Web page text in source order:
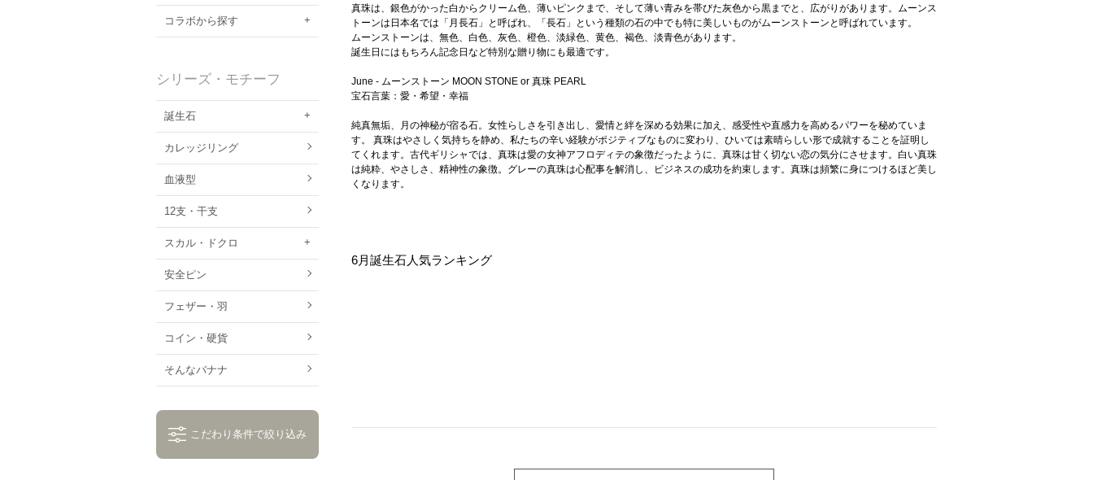
コラボから探す
シリーズ・モチーフ
誕生石
カレッジリング
血液型
12支・干支
スカル・ドクロ
安全ピン
フェザー・羽
コイン・硬貨
そんなバナナ
こだわり条件で絞り込み
真珠は、銀色がかった白からクリーム色、薄いピンクまで、そして薄い青みを帯びた灰色から黒までと、広がりがあります。ムーンス
トーンは日本名では「月長石」と呼ばれ、「長石」という種類の石の中でも特に美しいものがムーンストーンと呼ばれています。
ムーンストーンは、無色、白色、灰色、橙色、淡緑色、黄色、褐色、淡青色があります。
誕生日にはもちろん記念日など特別な贈り物にも最適です。
June - ムーンストーン MOON STONE or 真珠 PEARL
宝石言葉：愛・希望・幸福
純真無垢、月の神秘が宿る石。女性らしさを引き出し、愛情と絆を深める効果に加え、感受性や直感力を高めるパワーを秘めていま
す。 真珠はやさしく気持ちを静め、私たちの辛い経験がポジティブなものに変わり、ひいては素晴らしい形で成就することを証明し
てくれます。古代ギリシャでは、真珠は愛の女神アフロディテの象徴だったように、真珠は甘く切ない恋の気分にさせます。白い真珠
は純粋、やさしさ、精神性の象徴。グレーの真珠は心配事を解消し、ビジネスの成功を約束します。真珠は頻繁に身につけるほど美し
くなります。
6月誕生石人気ランキング